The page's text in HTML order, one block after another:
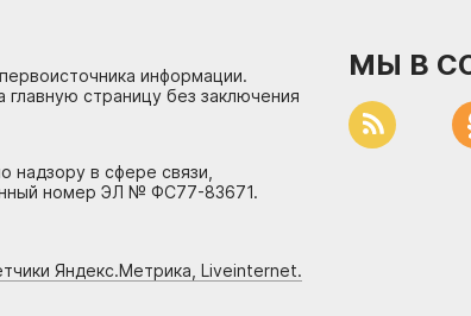
информации.
главную страницу без заключения
надзору в сфере связи,
номер ЭЛ № ФС77-83671.
Яндекс.Метрика, Liveinternet.
МЫ В